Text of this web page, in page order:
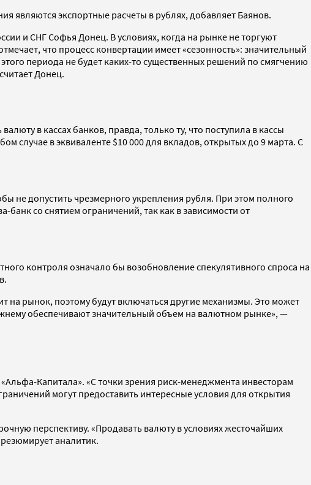
являются экспортные расчеты в рублях, добавляет Баянов.
и СНГ Софья Донец. В условиях, когда на рынке не торгуют
что процесс конвертации имеет «сезонность»: значительный
периода не будет каких-то существенных решений по смягчению
Донец.
в кассах банков, правда, только ту, что поступила в кассы
случае в эквиваленте $10 000 для вкладов, открытых до 9 марта. С
не допустить чрезмерного укрепления рубля. При этом полного
со снятием ограничений, так как в зависимости от
контроля означало бы возобновление спекулятивного спроса на
на рынок, поэтому будут включаться другие механизмы. Это может
обеспечивают значительный объем на валютном рынке», —
Капитала». «С точки зрения риск-менеджмента инвесторам
могут предоставить интересные условия для открытия
перспективу. «Продавать валюту в условиях жесточайших
аналитик.